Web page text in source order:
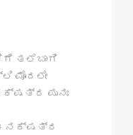
ತಲೆಬಾಗಿ
ಮೊದಲೇ
ಪುನಃ
ನಕ್ಷತ್ರ